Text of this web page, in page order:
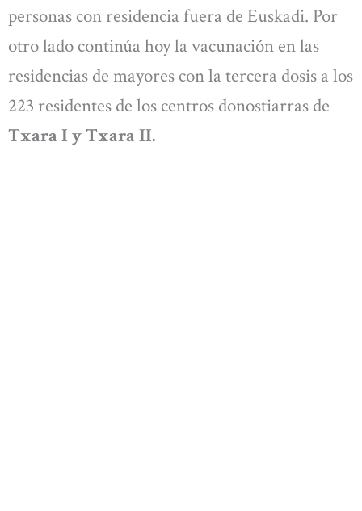
personas con residencia fuera de Euskadi. Por
otro lado continúa hoy la vacunación en las
residencias de mayores con la tercera dosis a los
223 residentes de los centros donostiarras de
Txara I y Txara II.